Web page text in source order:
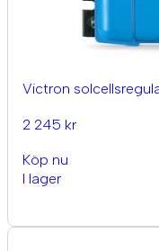
Victron
2 245 kr
Köp nu
I lager